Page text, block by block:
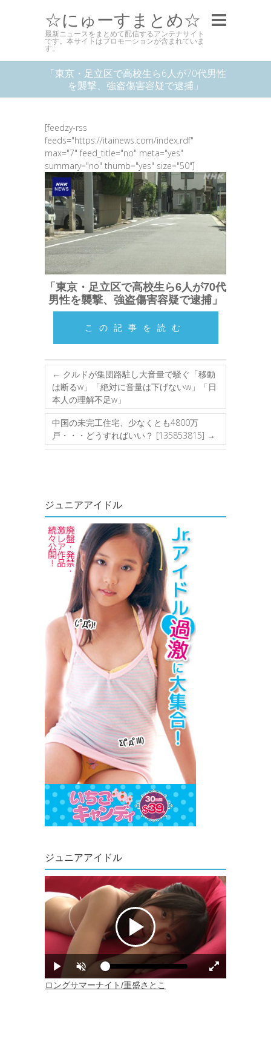
☆にゅーすまとめ☆
最新ニュースをまとめて配信するアンテナサイト
です。本サイトはプロモーションが含まれていま
す。
「東京・足立区で高校生ら6人が70代男性
を襲撃、強盗傷害容疑で逮捕」
[feedzy-rss
feeds="https://itainews.com/index.rdf"
max="7" feed_title="no" meta="yes"
summary="no" thumb="yes" size="50"]
「東京・足立区で高校生ら6人が70代
男性を襲撃、強盗傷害容疑で逮捕」
この記事を読む
← クルドが集団路駐し大音量で騒ぐ「移動
は断るw」「絶対に音量は下げないw」「日
本人の理解不足w」
中国の未完工住宅、少なくとも4800万
戸・・・どうすればいい？ [135853815] →
ジュニアアイドル
ジュニアアイドル